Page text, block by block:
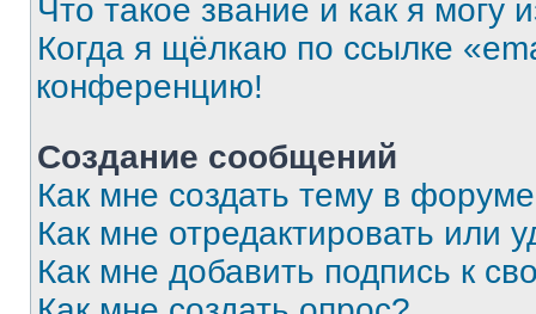
Что такое звание и как я могу
Когда я щёлкаю по ссылке
конференцию!
Создание сообщений
Как мне создать тему в
Как мне отредактировать или
Как мне добавить подпись к